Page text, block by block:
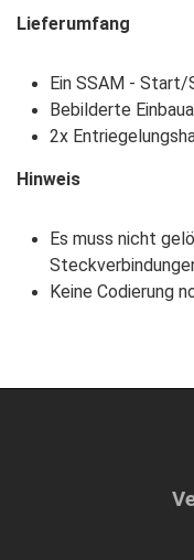
Lieferumfang
Ein SSAM -
Bebilderte
2x
Hinweis
Es muss nicht
Keine Codierung